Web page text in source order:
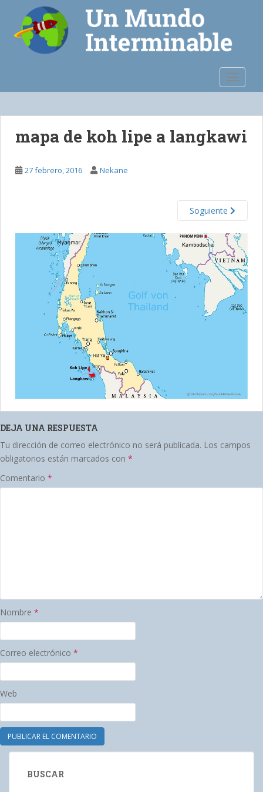
i
mapa de koh lipe a langkawi
27 febrero, 2016 Nekane
Soguiente
DEJA UNA RESPUESTA
Tu dirección de correo electrónico no será publicada. Los campos
obligatorios están marcados con *
Comentario *
Nombre *
Correo electrónico *
Web
BUSCAR